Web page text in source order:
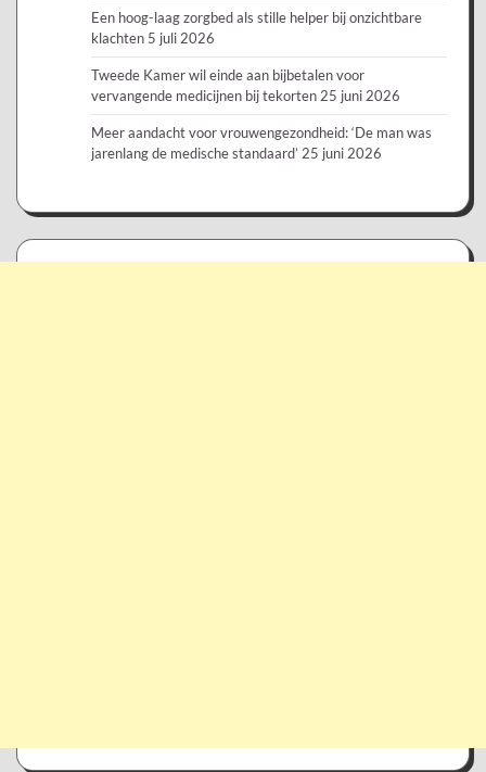
Een hoog-laag zorgbed als stille helper bij onzichtbare
klachten 5 juli 2026
Tweede Kamer wil einde aan bijbetalen voor
vervangende medicijnen bij tekorten 25 juni 2026
Meer aandacht voor vrouwengezondheid: ‘De man was
jarenlang de medische standaard’ 25 juni 2026